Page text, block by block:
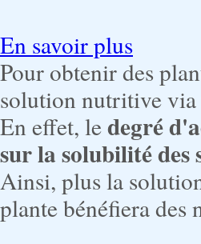
En savoir plus
Pour obtenir des
solution nutritive via
En effet, ledegré
sur la solubilité
Ainsi, plus la
plante bénéfiera des